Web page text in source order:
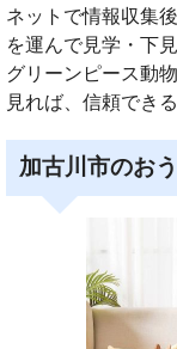
ネットで情報収集
を運んで見学・下
グリーンピース動
見れば、信頼でき
加古川市のお